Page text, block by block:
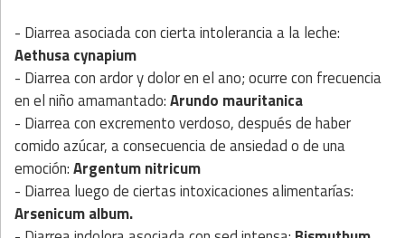
- Diarrea asociada con cierta intolerancia a la leche:
Aethusa cynapium
- Diarrea con ardor y dolor en el ano; ocurre con frecuencia
en el niño amamantado:Arundo mauritanica
- Diarrea con excremento verdoso, después de haber
comido azúcar, a consecuencia de ansiedad o de una
emoción:Argentum nitricum
- Diarrea luego de ciertas intoxicaciones alimentarías:
Arsenicum album.